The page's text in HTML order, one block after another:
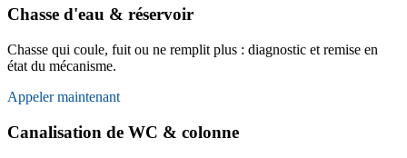
Chasse d'eau & réservoir
Chasse qui coule, fuit ou ne remplit plus : diagnostic et remise en
état du mécanisme.
Appeler maintenant
Canalisation de WC & colonne